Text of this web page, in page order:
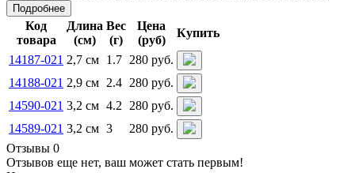
Подробнее
Код
товара
Длина
(см)
Вес
(г)
Цена
(руб)
Купить
14187-021 2,7 см 1.7 280 руб.
14188-021 2,9 см 2.4 280 руб.
14590-021 3,2 см 4.2
280 руб.
14589-021 3,2 см 3
280 руб.
Отзывы 0
Отзывов еще нет, ваш может стать первым!